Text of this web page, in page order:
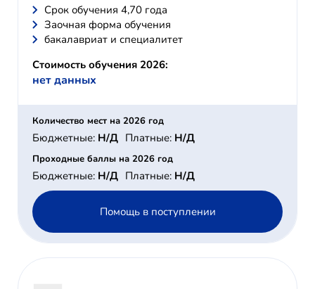
Cрок обучения 4,70 года
Заочная форма обучения
бакалавриат и специалитет
Стоимость обучения 2026:
нет данных
Количество мест на 2026 год
Бюджетные: Н/Д Платные: Н/Д
Проходные баллы на 2026 год
Бюджетные: Н/Д Платные: Н/Д
Помощь в поступлении